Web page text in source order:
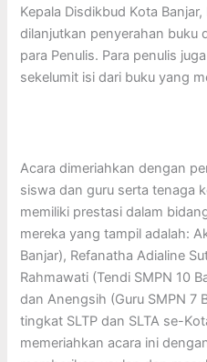
Kepala Disdikbud Kota
dilanjutkan penyerahan buku
para Penulis. Para penulis
sekelumit isi dari buku yang
Acara dimeriahkan dengan
siswa dan guru serta tenaga
memiliki prestasi dalam
mereka yang tampil adalah:
Banjar), Refanatha Adialine
Rahmawati (Tendi SMPN 10
dan Anengsih (Guru SMPN 7
tingkat SLTP dan SLTA se-
memeriahkan acara ini